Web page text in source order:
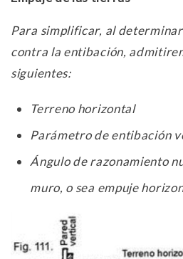
Para simplificar, al
contra la entibación,
siguientes:
Terreno horizontal
Parámetro de entibación
Ángulo de razonamiento
muro, o sea empuje